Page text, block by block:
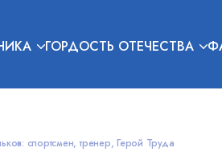
ГОРДОСТЬ ОТЕЧЕСТВА
спортсмен, тренер, Герой Труда